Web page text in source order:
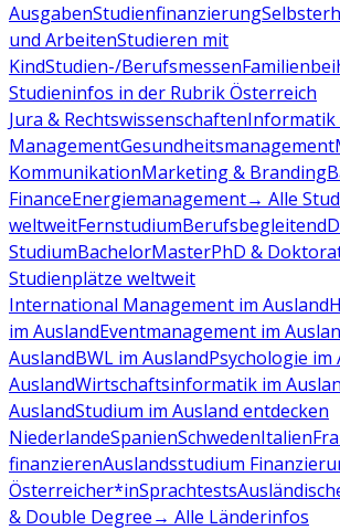
AusgabenStudienfinanzierung
und ArbeitenStudieren mit
KindStudien-/Berufsmessen
Studieninfos in der Rubrik Österreich
Jura & RechtswissenschaftenInformatik
ManagementGesundheitsmanagement
KommunikationMarketing & Branding
FinanceEnergiemanagement→ Alle
weltweitFernstudiumBerufsbegleitend
StudiumBachelorMasterPhD &
Studienplätze weltweit
International Management im Ausland
im AuslandEventmanagement im
AuslandBWL im AuslandPsychologie im
AuslandWirtschaftsinformatik im
AuslandStudium im Ausland entdecken
NiederlandeSpanienSchwedenItalien
finanzierenAuslandsstudium
Österreicher*inSprachtests
& Double Degree→ Alle Länderinfos